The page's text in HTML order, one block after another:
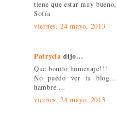
tiene que estar muy
Sofía
viernes, 24 mayo, 2013
Patrycia dijo...
Que bonito homenaje!!!
No puedo ver tu
hambre....
viernes, 24 mayo, 2013